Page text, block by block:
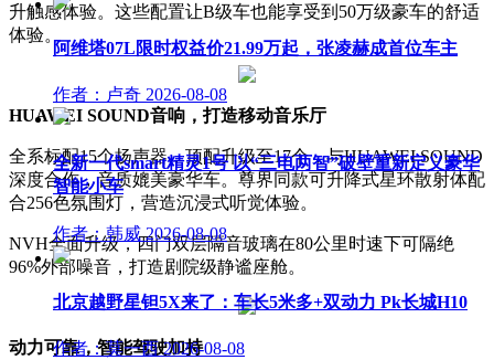
升触感体验。这些配置让B级车也能享受到50万级豪车的舒适
体验。
HUAWEI SOUND音响，打造移动音乐厅
全系标配15个扬声器，顶配升级至17个，与HUAWEI SOUND
深度合作，音质媲美豪华车。尊界同款可升降式星环散射体配
合256色氛围灯，营造沉浸式听觉体验。
NVH全面升级，四门双层隔音玻璃在80公里时速下可隔绝
96%外部噪音，打造剧院级静谧座舱。
动力可靠，智能驾驶加持
阿维塔07L限时权益价21.99万起，张凌赫成首位车主
作者：卢奇 2026-08-08
全新一代smart精灵1号 以“三电两智”破壁重新定义豪华
智能小车
作者：韩威 2026-08-08
北京越野星钽5X来了：车长5米多+双动力 Pk长城H10
作者：莫一西 2026-08-08